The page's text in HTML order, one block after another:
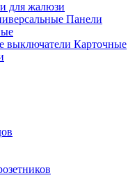
для жалюзи
Панели
Карточные